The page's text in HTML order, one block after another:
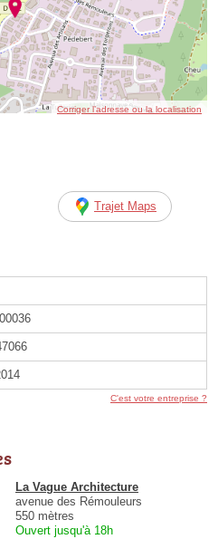
Corriger l’adresse ou la localisation
Trajet Maps
C'est votre entreprise ?
La Vague Architecture
avenue des Rémouleurs
550 mètres
Ouvert jusqu'à 18h